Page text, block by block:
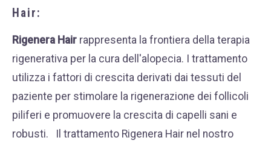
Hair:
Rigenera Hair rappresenta la frontiera della terapia
rigenerativa per la cura dell'alopecia.
I trattamento
utilizza i fattori di crescita derivati dai tessuti del
paziente per stimolare la rigenerazione dei follicoli
piliferi e promuovere la crescita di capelli sani e
robusti.
Il trattamento Rigenera Hair nel nostro